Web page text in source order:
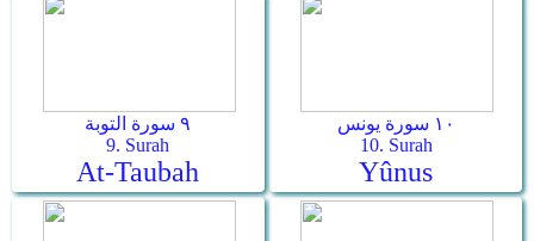
٩ سورة التوبة
9. Surah
At-Taubah
١٠ سورة يونس
10. Surah
Yûnus